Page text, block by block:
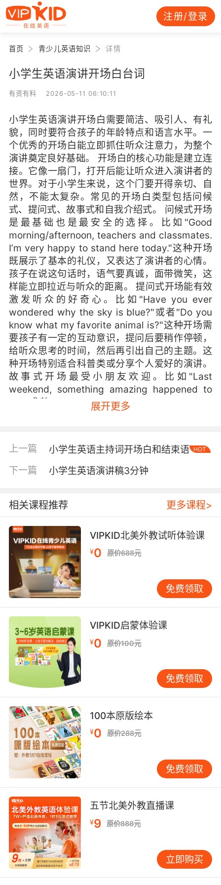
注册/登录
首页 青少儿英语知识 详情
小学生英语演讲开场白台词
有资有料 2026-05-11 06:10:11
小学生英语演讲开场白需要简洁、吸引人、有礼
貌，同时要符合孩子的年龄特点和语言水平。一
个优秀的开场白能立即抓住听众注意力，为整个
演讲奠定良好基础。 开场白的核心功能是建立连
接。它像一扇门，打开后能让听众进入演讲者的
世界。对于小学生来说，这个门要开得亲切、自
然，不能太复杂。常见的开场白类型包括问候
式、提问式、故事式和自我介绍式。 问候式开场
是最基础也是最安全的选择。比如"Good
morning/afternoon, teachers and classmates.
I’m very happy to stand here today."这种开场
既展示了基本的礼仪，又表达了演讲者的心情。
孩子在说这句话时，语气要真诚，面带微笑，这
样能立即拉近与听众的距离。 提问式开场能有效
激发听众的好奇心。比如"Have you ever
wondered why the sky is blue?"或者"Do you
know what my favorite animal is?"这种开场需
要孩子有一定的互动意识，提问后要稍作停顿，
给听众思考的时间，然后再引出自己的主题。这
种开场特别适合科普类或分享个人爱好的演讲。
故事式开场最受小朋友欢迎。比如"Last
weekend, something amazing happened to
me."或者"Once upon a time, there was a little
rabbit who loved carrots."故事能立即吸引注意
意的是，故事要简短，最好在30秒内就能引出演
讲主题。 自我介绍式开场适合比赛或正式场合。
比如"Hello everyone, my name is Li Ming from
Class 3, Grade 4. Today I’d like to talk about
立即了解演讲者的基本信息。 在实际教学中，我
发现很多孩子开场白说得太急，像背书一样。这
往往是因为紧张，或者过度关注后面的内容。解
决这个问题的方法很简单：让孩子在说开场白
时，眼睛看着听众，语速放慢，每个词都说清
楚。可以让孩子在家里对着镜子练习，或者录下
自己的演讲，看看开场时的表情和语气是否自
然。 还有一个常见问题是开场白与主题衔接不自
然。比如孩子说完了"Good morning
everyone"之后，突然跳到"My favorite book is
Harry Potter”，中间缺少过渡。好的衔接可以这
样处理：“Good morning everyone. Today, I
want to share something that brings me lots
of joy - reading. And among all the books I’ve
read, my favorite is Harry Potter.” 对于不同年
级的孩子，开场白的复杂程度应该有所区别。
一、二年级的孩子，开场白要尽量简单，比
如"Hello, I’m Wang Fang. I like cats."三、四年
级可以适当增加一些修饰，比如"Good
afternoon, dear teachers and friends. I’m very
excited to be here today to talk about my
hobby."五、六年级的孩子则可以尝试更有创意的
开场，比如用一个小谜语或一个有趣的事实开
始。 在帮助孩子准备开场白时，家长可以注意这
几个要点。第一，开场白要符合孩子的性格。内
向的孩子可能更适合温和的问候式开场，外向的
孩子则可以尝试提问或故事式开场。第二，开场
白的长度要适中，一般3-5句话就够了，太长反
而会分散注意力。第三，开场白中要有情感表
达，让孩子说出自己真实的感受，比如excited、
展开更多
上一篇 小学生英语主持词开场白和结束语 HOT
下一篇 小学生英语演讲稿3分钟
相关课程推荐 更多课程>
VIPKID北美外教试听体验课
¥0 原价688元
免费领取
VIPKID启蒙体验课
¥0 原价100元
免费领取
100本原版绘本
¥0 原价288元
免费领取
五节北美外教直播课
¥9 原价888元
立即购买